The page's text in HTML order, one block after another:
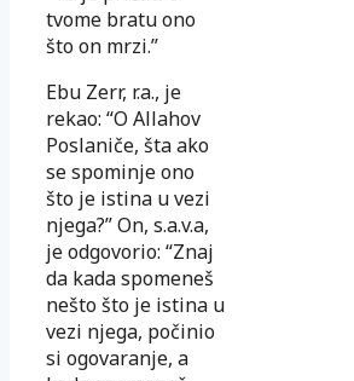
tvome bratu ono
što on mrzi.”
Ebu Zerr, r.a., je
rekao: “O Allahov
Poslaniče, šta ako
se spominje ono
što je istina u vezi
njega?” On, s.a.v.a,
je odgovorio: “Znaj
da kada spomeneš
nešto što je istina u
vezi njega, počinio
si ogovaranje, a